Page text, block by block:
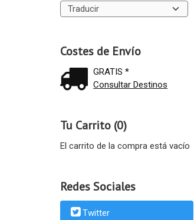
Costes de Envío
GRATIS *
Consultar Destinos
Tu Carrito (0)
El carrito de la compra está vacío
Redes Sociales
Twitter